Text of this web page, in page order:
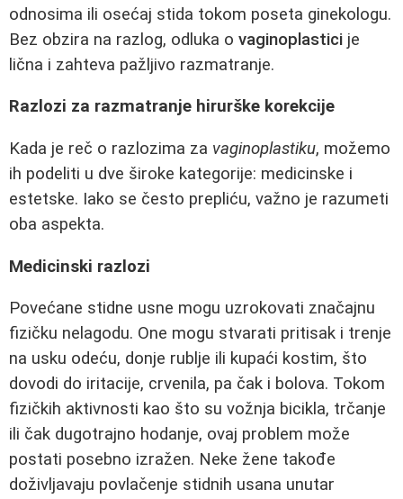
odnosima ili osećaj stida tokom poseta ginekologu.
Bez obzira na razlog, odluka o vaginoplastici je
lična i zahteva pažljivo razmatranje.
Razlozi za razmatranje hirurške korekcije
Kada je reč o razlozima za vaginoplastiku, možemo
ih podeliti u dve široke kategorije: medicinske i
estetske. Iako se često prepliću, važno je razumeti
oba aspekta.
Medicinski razlozi
Povećane stidne usne mogu uzrokovati značajnu
fizičku nelagodu. One mogu stvarati pritisak i trenje
na usku odeću, donje rublje ili kupaći kostim, što
dovodi do iritacije, crvenila, pa čak i bolova. Tokom
fizičkih aktivnosti kao što su vožnja bicikla, trčanje
ili čak dugotrajno hodanje, ovaj problem može
postati posebno izražen. Neke žene takođe
doživljavaju povlačenje stidnih usana unutar